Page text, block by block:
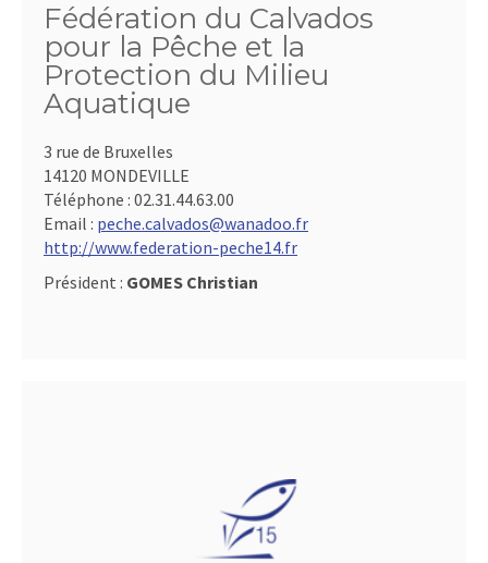
Fédération du Calvados
pour la Pêche et la
Protection du Milieu
Aquatique
3 rue de Bruxelles
14120 MONDEVILLE
Téléphone : 02.31.44.63.00
Email : peche.calvados@wanadoo.fr
http://www.federation-peche14.fr
Président : GOMES Christian